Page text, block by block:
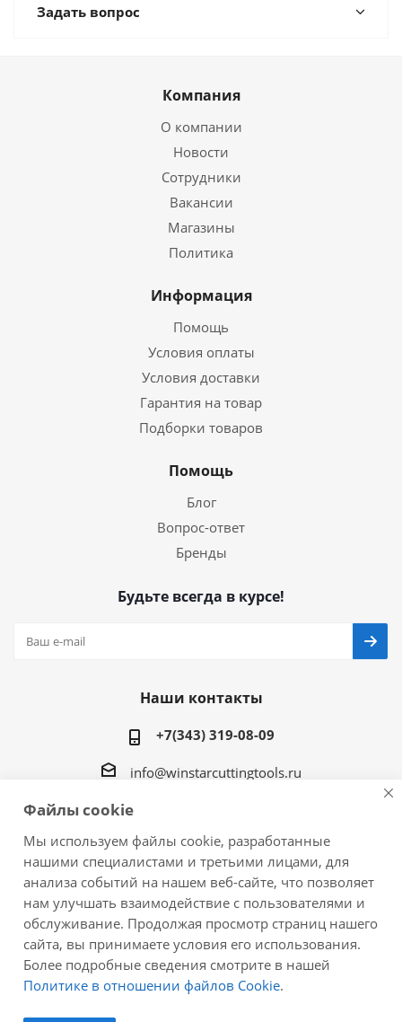
Задать вопрос
Компания
О компании
Новости
Сотрудники
Вакансии
Магазины
Политика
Информация
Помощь
Условия оплаты
Условия доставки
Гарантия на товар
Подборки товаров
Помощь
Блог
Вопрос-ответ
Бренды
Будьте всегда в курсе!
Наши контакты
+7(343) 319-08-09
info@winstarcuttingtools.ru
г.Екатеринбург ул. Фурманова 109, офис 604
2026 © Winstar Cutting Technologies Corp. - интернет-
магазин металлорежущего инструмента
Файлы cookie
Мы используем файлы cookie, разработанные
нашими специалистами и третьими лицами, для
анализа событий на нашем веб-сайте, что позволяет
нам улучшать взаимодействие с пользователями и
обслуживание. Продолжая просмотр страниц нашего
сайта, вы принимаете условия его использования.
Более подробные сведения смотрите в нашей
Политике в отношении файлов Cookie.